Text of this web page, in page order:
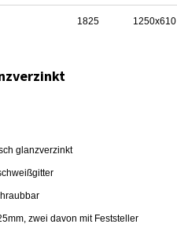
1825 1250x610
glanzverzinkt
zwei davon mit Feststeller